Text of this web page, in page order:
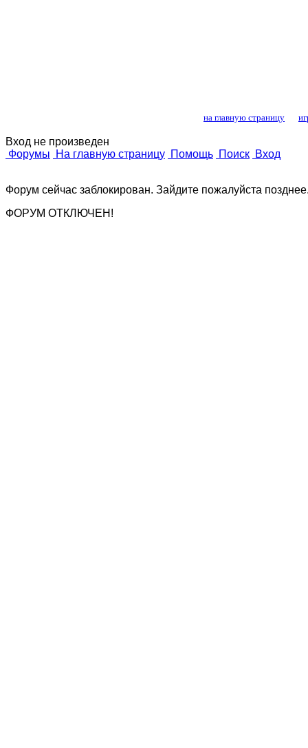
на главную страницу
Вход не произведен
Форумы
На главную страницу Помощь Поиск Вход
Форум сейчас заблокирован. Зайдите пожалуйста
ФОРУМ ОТКЛЮЧЕН!